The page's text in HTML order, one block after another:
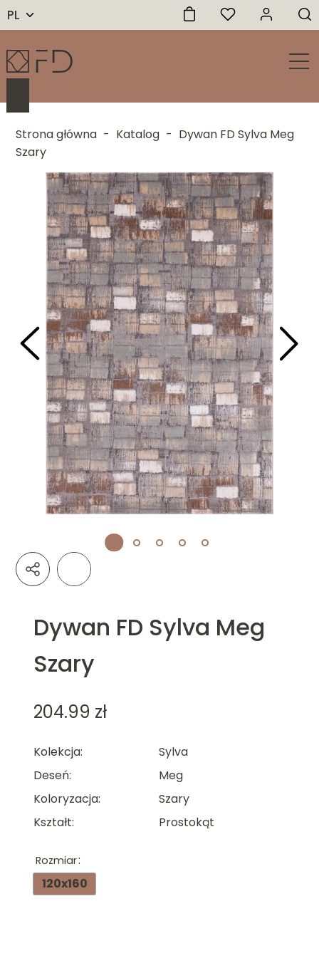
PL
Strona główna - Katalog - Dywan FD Sylva Meg
Szary
Dywan FD Sylva Meg
Szary
204.99 zł
Kolekcja
Sylva
Deseń
Meg
Koloryzacja
Szary
Kształt
Prostokąt
Rozmiar
120x160